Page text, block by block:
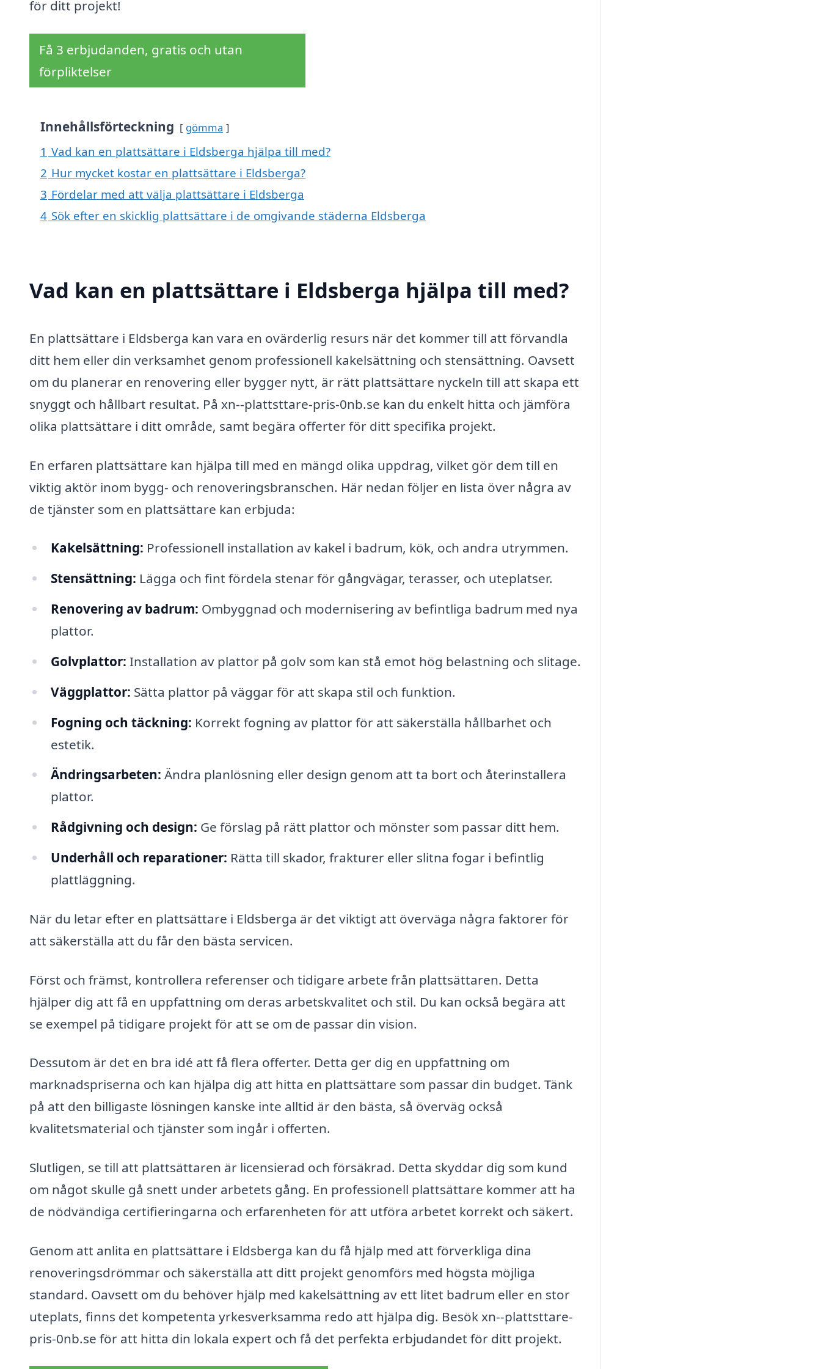
för ditt projekt!
Få 3 erbjudanden, gratis och utan
förpliktelser
Innehållsförteckning gömma
1 Vad kan en plattsättare i Eldsberga hjälpa till med?
2 Hur mycket kostar en plattsättare i Eldsberga?
3 Fördelar med att välja plattsättare i Eldsberga
4 Sök efter en skicklig plattsättare i de omgivande städerna Eldsberga
Vad kan en plattsättare i Eldsberga hjälpa till med?
En plattsättare i Eldsberga kan vara en ovärderlig resurs när det kommer till att förvandla
ditt hem eller din verksamhet genom professionell kakelsättning och stensättning. Oavsett
om du planerar en renovering eller bygger nytt, är rätt plattsättare nyckeln till att skapa ett
snyggt och hållbart resultat. På xn--plattsttare-pris-0nb.se kan du enkelt hitta och jämföra
olika plattsättare i ditt område, samt begära offerter för ditt specifika projekt.
En erfaren plattsättare kan hjälpa till med en mängd olika uppdrag, vilket gör dem till en
viktig aktör inom bygg- och renoveringsbranschen. Här nedan följer en lista över några av
de tjänster som en plattsättare kan erbjuda:
Kakelsättning: Professionell installation av kakel i badrum, kök, och andra utrymmen.
Stensättning: Lägga och fint fördela stenar för gångvägar, terasser, och uteplatser.
Renovering av badrum: Ombyggnad och modernisering av befintliga badrum med nya
plattor.
Golvplattor: Installation av plattor på golv som kan stå emot hög belastning och slitage.
Väggplattor: Sätta plattor på väggar för att skapa stil och funktion.
Fogning och täckning: Korrekt fogning av plattor för att säkerställa hållbarhet och
estetik.
Ändringsarbeten: Ändra planlösning eller design genom att ta bort och återinstallera
plattor.
Rådgivning och design: Ge förslag på rätt plattor och mönster som passar ditt hem.
Underhåll och reparationer: Rätta till skador, frakturer eller slitna fogar i befintlig
plattläggning.
När du letar efter en plattsättare i Eldsberga är det viktigt att överväga några faktorer för
att säkerställa att du får den bästa servicen.
Först och främst, kontrollera referenser och tidigare arbete från plattsättaren. Detta
hjälper dig att få en uppfattning om deras arbetskvalitet och stil. Du kan också begära att
se exempel på tidigare projekt för att se om de passar din vision.
Dessutom är det en bra idé att få flera offerter. Detta ger dig en uppfattning om
marknadspriserna och kan hjälpa dig att hitta en plattsättare som passar din budget. Tänk
på att den billigaste lösningen kanske inte alltid är den bästa, så överväg också
kvalitetsmaterial och tjänster som ingår i offerten.
Slutligen, se till att plattsättaren är licensierad och försäkrad. Detta skyddar dig som kund
om något skulle gå snett under arbetets gång. En professionell plattsättare kommer att ha
de nödvändiga certifieringarna och erfarenheten för att utföra arbetet korrekt och säkert.
Genom att anlita en plattsättare i Eldsberga kan du få hjälp med att förverkliga dina
renoveringsdrömmar och säkerställa att ditt projekt genomförs med högsta möjliga
standard. Oavsett om du behöver hjälp med kakelsättning av ett litet badrum eller en stor
uteplats, finns det kompetenta yrkesverksamma redo att hjälpa dig. Besök xn--plattsttare-
pris-0nb.se för att hitta din lokala expert och få det perfekta erbjudandet för ditt projekt.